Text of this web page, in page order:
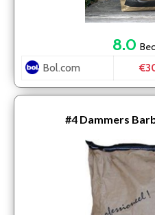
8.0
Bol.com
#4 Dammers